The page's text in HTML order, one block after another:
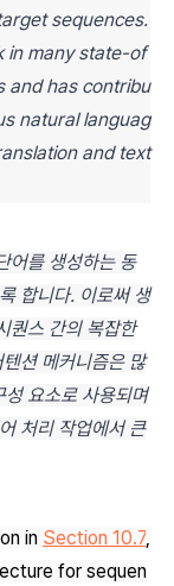
sequences.
in many state-of
and has contribu
natural languag
and text
어를 생성하는 동
합니다. 이로써 생
퀀스 간의 복잡한
션 메커니즘은 많
요소로 사용되며
처리 작업에서 큰
in Section 10.7,
for sequen